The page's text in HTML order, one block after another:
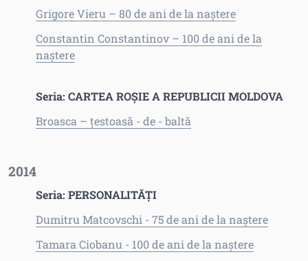
Grigore Vieru – 80 de ani de la naştere
Constantin Constantinov – 100 de ani de la
naştere
Seria: CARTEA ROȘIE A REPUBLICII MOLDOVA
Broasca – ţestoasă - de - baltă
2014
Seria: PERSONALITĂŢI
Dumitru Matcovschi - 75 de ani de la naştere
Tamara Ciobanu - 100 de ani de la naştere